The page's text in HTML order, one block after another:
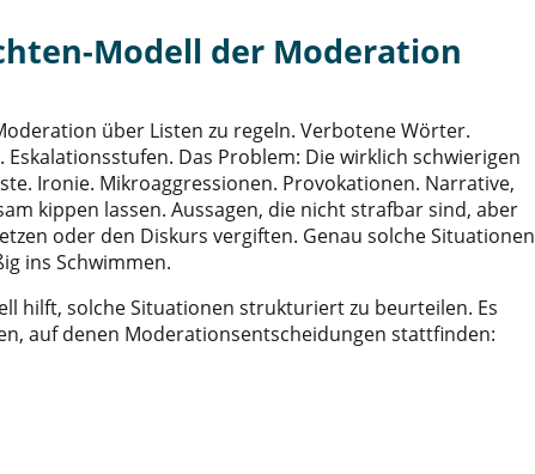
Modell der Moderation
über Listen zu regeln. Verbotene Wörter.
Das Problem: Die wirklich schwierigen
Ironie. Mikroaggressionen. Provokationen. Narrative,
kippen lassen. Aussagen, die nicht strafbar sind, aber
oder den Diskurs vergiften. Genau solche Situationen
ins Schwimmen.
hilft, solche Situationen strukturiert zu beurteilen. Es
auf denen Moderationsentscheidungen stattfinden: